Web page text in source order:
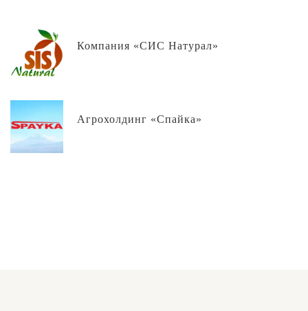
Компания «СИС Натурал»
Агрохолдинг «Спайка»